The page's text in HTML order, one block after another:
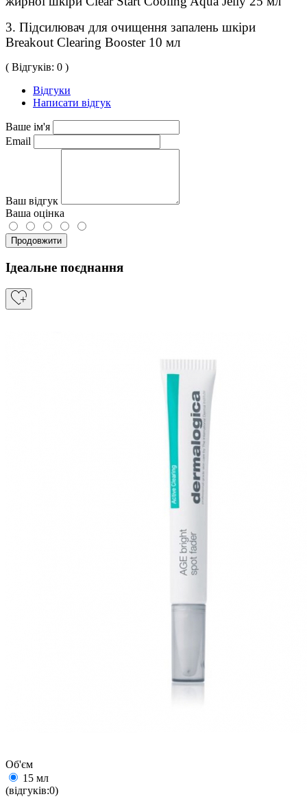
3. Підсилювач для очищення запалень шкіри
Breakout Clearing Booster 10 мл
( Відгуків: 0 )
Відгуки
Написати відгук
Ваше ім'я
Email
Ваш відгук
Ваша оцінка
Продовжити
Ідеальне поєднання
Об'єм
15 мл
(відгуків:0)